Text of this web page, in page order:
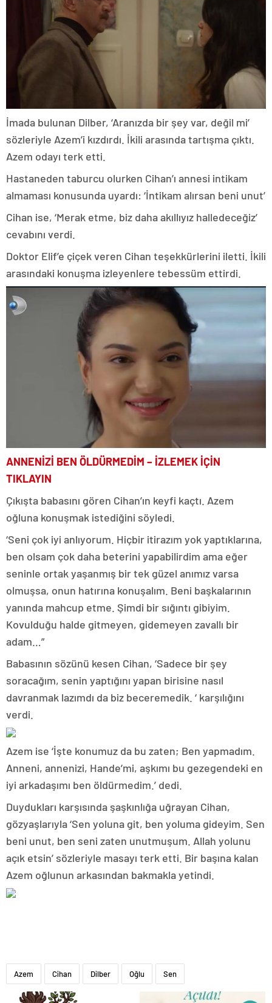
İmada bulunan Dilber, ‘Aranızda bir şey var, değil mi’
sözleriyle Azem’i kızdırdı. İkili arasında tartışma çıktı.
Azem odayı terk etti.
Hastaneden taburcu olurken Cihan’ı annesi intikam
almaması konusunda uyardı: ‘İntikam alırsan beni unut’
Cihan ise, ‘Merak etme, biz daha akıllıyız halledeceğiz’
cevabını verdi.
Doktor Elif’e çiçek veren Cihan teşekkürlerini iletti. İkili
arasındaki konuşma izleyenlere tebessüm ettirdi.
ANNENİZİ BEN ÖLDÜRMEDİM – İZLEMEK İÇİN
TIKLAYIN
Çıkışta babasını gören Cihan’ın keyfi kaçtı. Azem
oğluna konuşmak istediğini söyledi.
‘Seni çok iyi anlıyorum. Hiçbir itirazım yok yaptıklarına,
ben olsam çok daha beterini yapabilirdim ama eğer
seninle ortak yaşanmış bir tek güzel anımız varsa
olmuşsa, onun hatırına konuşalım. Beni başkalarının
yanında mahcup etme. Şimdi bir sığıntı gibiyim.
Kovulduğu halde gitmeyen, gidemeyen zavallı bir
adam…”
Babasının sözünü kesen Cihan, ‘Sadece bir şey
soracağım, senin yaptığını yapan birisine nasıl
davranmak lazımdı da biz beceremedik. ‘ karşılığını
verdi.
Azem ise ‘İşte konumuz da bu zaten; Ben yapmadım.
Anneni, annenizi, Hande’mi, aşkımı bu gezegendeki en
iyi arkadaşımı ben öldürmedim.’ dedi.
Duydukları karşısında şaşkınlığa uğrayan Cihan,
gözyaşlarıyla ‘Sen yoluna git, ben yoluma gideyim. Sen
beni unut, ben seni zaten unutmuşum. Allah yolunu
açık etsin’ sözleriyle masayı terk etti. Bir başına kalan
Azem oğlunun arkasından bakmakla yetindi.
Azem Cihan Dilber Oğlu Sen